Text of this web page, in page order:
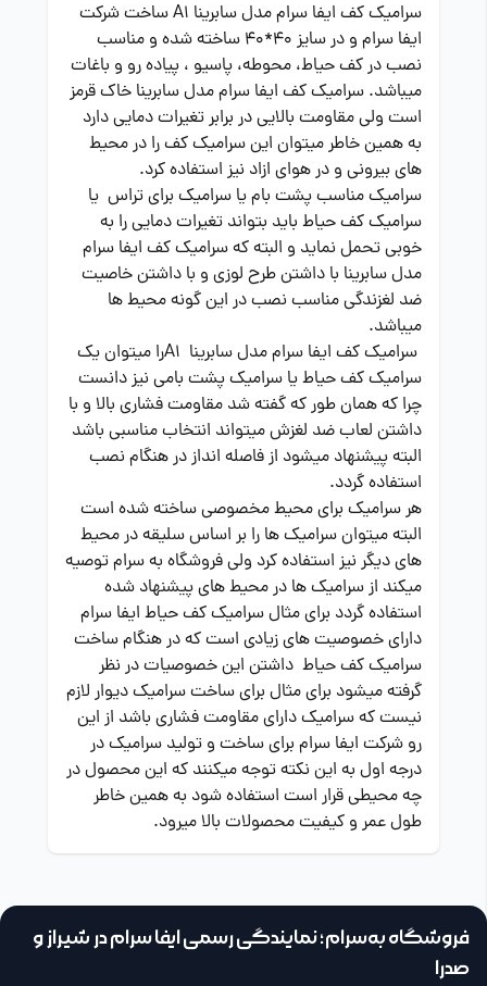
سرامیک کف ایفا سرام مدل سابرینا A1 ساخت شرکت
ایفا سرام و در سایز 40*40 ساخته شده و مناسب
نصب در کف حیاط، محوطه، پاسیو ، پیاده رو و باغات
میباشد. سرامیک کف ایفا سرام مدل سابرینا خاک قرمز
است ولی مقاومت بالایی در برابر تغیرات دمایی دارد
به همین خاطر میتوان این سرامیک کف را در محیط
های بیرونی و در هوای ازاد نیز استفاده کرد.
سرامیک مناسب پشت بام یا سرامیک برای تراس یا
سرامیک کف حیاط باید بتواند تغیرات دمایی را به
خوبی تحمل نماید و البته که سرامیک کف ایفا سرام
مدل سابرینا با داشتن طرح لوزی و با داشتن خاصیت
ضد لغزندگی مناسب نصب در این گونه محیط ها
میباشد.
سرامیک کف ایفا سرام مدل سابرینا A1را میتوان یک
سرامیک کف حیاط یا سرامیک پشت بامی نیز دانست
چرا که همان طور که گفته شد مقاومت فشاری بالا و با
داشتن لعاب ضد لغزش میتواند انتخاب مناسبی باشد
البته پیشنهاد میشود از فاصله انداز در هنگام نصب
استفاده گردد.
هر سرامیک برای محیط مخصوصی ساخته شده است
البته میتوان سرامیک ها را بر اساس سلیقه در محیط
های دیگر نیز استفاده کرد ولی فروشگاه به سرام توصیه
میکند از سرامیک ها در محیط های پیشنهاد شده
استفاده گردد برای مثال سرامیک کف حیاط ایفا سرام
دارای خصوصیت های زیادی است که در هنگام ساخت
سرامیک کف حیاط داشتن این خصوصیات در نظر
گرفته میشود برای مثال برای ساخت سرامیک دیوار لازم
نیست که سرامیک دارای مقاومت فشاری باشد از این
رو شرکت ایفا سرام برای ساخت و تولید سرامیک در
درجه اول به این نکته توجه میکنند که این محصول در
چه محیطی قرار است استفاده شود به همین خاطر
طول عمر و کیفیت محصولات بالا میرود.
فروشگاه به‌سرام؛ نمایندگی رسمی ایفا سرام در شیراز و
صدرا